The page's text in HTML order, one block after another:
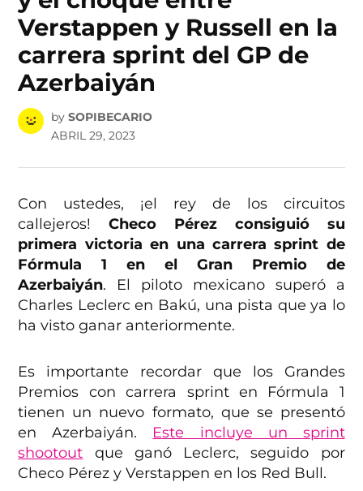
Verstappen y Russell en la
carrera sprint del GP de
Azerbaiyán
by SOPIBECARIO
ABRIL 29, 2023
Con ustedes, ¡el rey de los circuitos
callejeros!Checo Pérez consiguió su
primera victoria en una carrera sprint de
Fórmula 1 en el Gran Premio de
Azerbaiyán. El piloto mexicano superó a
Charles Leclerc en Bakú, una pista que ya lo
ha visto ganar anteriormente.
Es importante recordar que los Grandes
Premios con carrera sprint en Fórmula 1
tienen un nuevo formato, que se presentó
en Azerbaiyán. Este incluye un sprint
shootout que ganó Leclerc, seguido por
Checo Pérez y Verstappen en los Red Bull.